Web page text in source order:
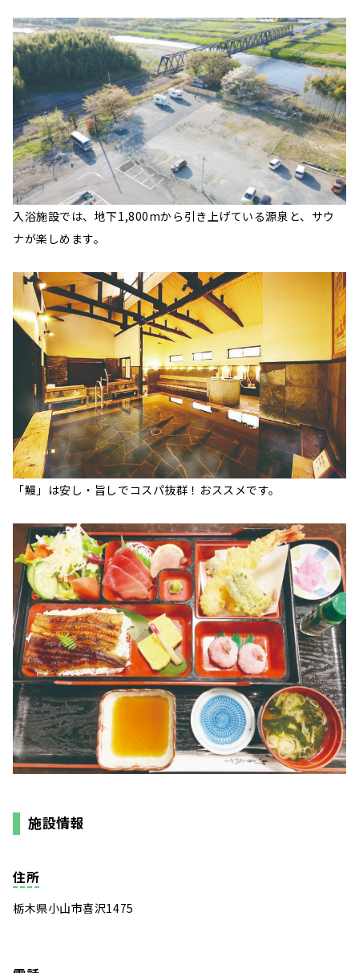
入浴施設では、地下1,800mから引き上げている源泉と、サウ
ナが楽しめます。
「鰻」は安し・旨しでコスパ抜群！おススメです。
施設情報
住所
栃木県小山市喜沢1475